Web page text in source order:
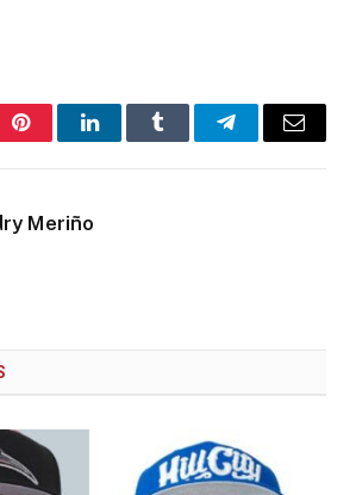
PinterestLinkedInTumblr TelegramEmail
Meriño